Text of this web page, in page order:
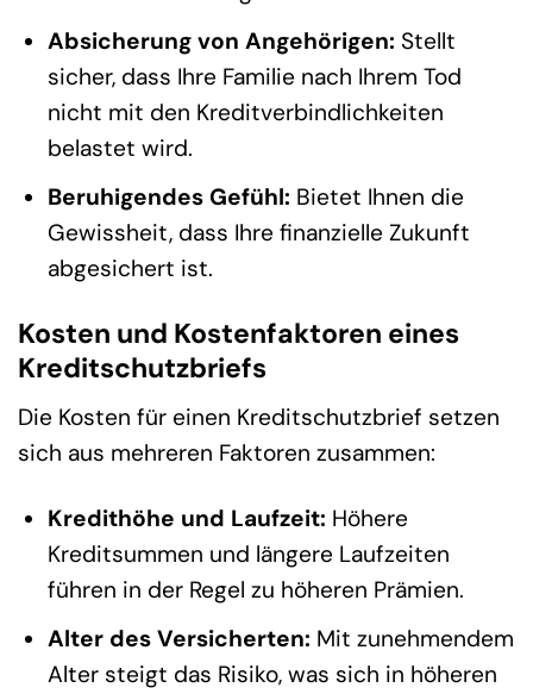
Absicherung von Angehörigen: Stellt
sicher, dass Ihre Familie nach Ihrem Tod
nicht mit den Kreditverbindlichkeiten
belastet wird.
Beruhigendes Gefühl: Bietet Ihnen die
Gewissheit, dass Ihre finanzielle Zukunft
abgesichert ist.
Kosten und Kostenfaktoren eines
Kreditschutzbriefs
Die Kosten für einen Kreditschutzbrief setzen
sich aus mehreren Faktoren zusammen:
Kredithöhe und Laufzeit: Höhere
Kreditsummen und längere Laufzeiten
führen in der Regel zu höheren Prämien.
Alter des Versicherten: Mit zunehmendem
Alter steigt das Risiko, was sich in höheren